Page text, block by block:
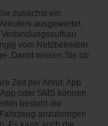
zunächst ein
ausgewertet.
vom Netzbetreiber
Damit wissen Sie ob
Zeit per Anruf, App
oder SMS können
besteht die
anzubringen